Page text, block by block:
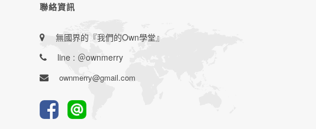
聯絡資訊
無國界的『我們的Own學堂』
line : ＠ownmerry
ownmerry@gmail.com